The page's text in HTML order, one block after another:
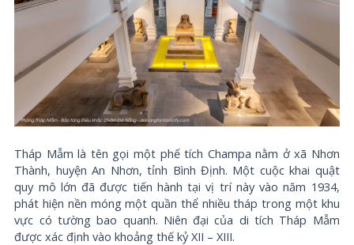
Tháp Mẫm là tên gọi một phế tích Champa nằm ở xã Nhơn
Thành, huyện An Nhơn, tỉnh Bình Định. Một cuộc khai quật
quy mô lớn đã được tiến hành tại vị trí này vào năm 1934,
phát hiện nền móng một quần thể nhiều tháp trong một khu
vực có tường bao quanh. Niên đại của di tích Tháp Mẫm
được xác định vào khoảng thế kỷ XII – XIII.